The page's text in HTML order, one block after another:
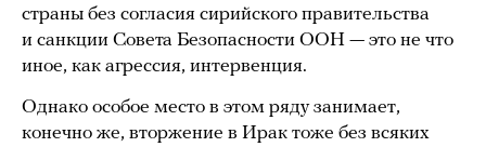
страны без согласия сирийского правительства
и санкции Совета Безопасности ООН — это не что
иное, как агрессия, интервенция.
Однако особое место в этом ряду занимает,
конечно же, вторжение в Ирак тоже без всяких